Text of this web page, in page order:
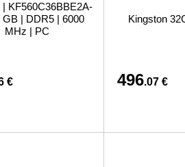
| KF560C36BBE2A-
GB | DDR5 | 6000
MHz | PC
€
Kingston
496.07 €